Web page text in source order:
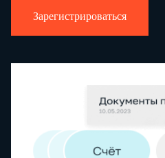
Зарегистрироваться